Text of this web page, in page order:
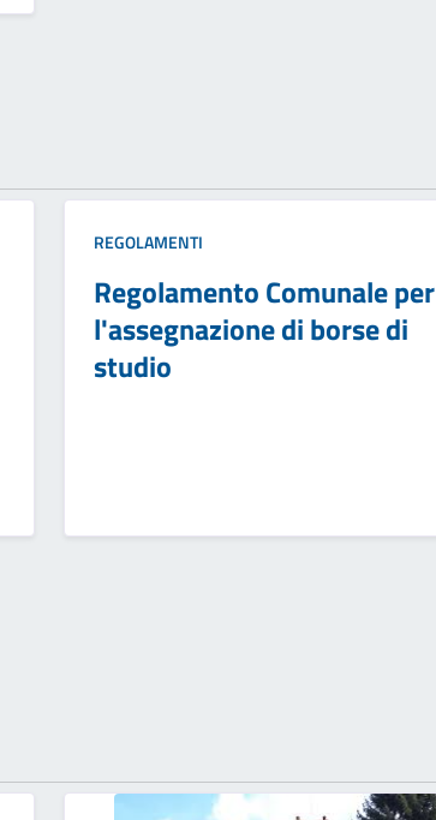
REGOLAMENTI
Regolamento Comunale per
l'assegnazione di borse di
studio